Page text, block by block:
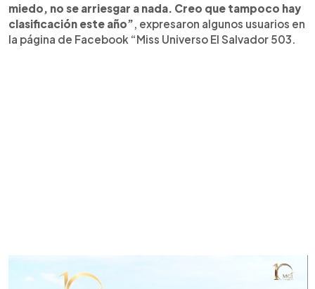
miedo, no se arriesgar a nada. Creo que tampoco hay
clasificación este año” , expresaron algunos usuarios en
la página de Facebook “Miss Universo El Salvador 503.